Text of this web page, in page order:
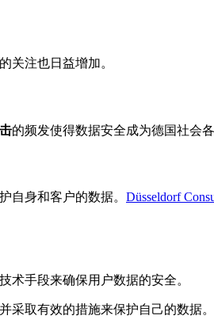
关注也日益增加。
的频发使得数据安全成为德国社会
自身和客户的数据。 Düsseldorf
术手段来确保用户数据的安全。
取有效的措施来保护自己的数据。